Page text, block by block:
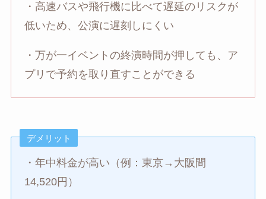
・高速バスや飛行機に比べて遅延のリスクが
低いため、公演に遅刻しにくい
・万が一イベントの終演時間が押しても、ア
プリで予約を取り直すことができる
デメリット
・年中料金が高い（例：東京→大阪間
14,520円）